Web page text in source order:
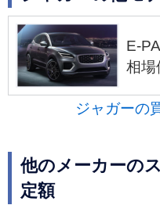
E-
相場
ジャガーの
他のメーカーの
定額